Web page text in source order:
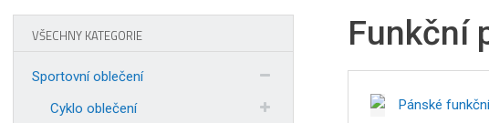
Funkční
Pánské
VŠECHNY KATEGORIE
Sportovní oblečení
Cyklo oblečení